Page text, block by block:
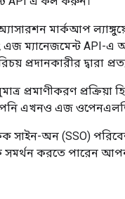
মার্কআপ
ম্যানেজমেন্ট API-এ
প্রদানকারীর দ্বারা
প্রমাণীকরণ
এখনও এজ
সাইন-অন (SSO)
করতে পারেন